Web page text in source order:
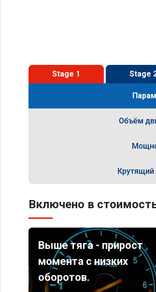
Stage 1 Stage
Объём
Включено в
Выше тяга - прирост
момента с низких
оборотов.